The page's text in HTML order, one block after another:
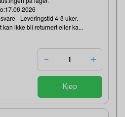
på lager.
- Leveringstid 4-8 uker.
kan ikke bli returnert eller ka...
Kjøp